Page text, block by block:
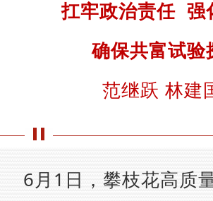
扛牢政治责任 强
确保共富试验
范继跃 林建
6月1日，攀枝花高质